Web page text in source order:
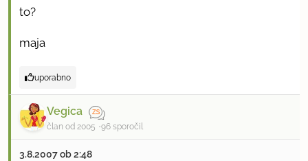
to?
maja
uporabno
Vegica
član od 2005 96 sporočil
3.8.2007 ob 2:48